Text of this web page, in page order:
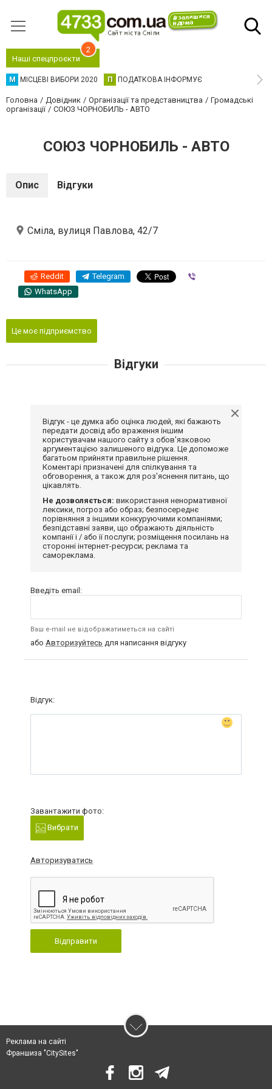
Наші спецпроєкти
2
М МІСЦЕВІ ВИБОРИ 2020 П ПОДАТКОВА ІНФОРМУЄ
Головна Довідник Організації та представництва
Громадські
організації
СОЮЗ ЧОРНОБИЛЬ - АВТО
СОЮЗ ЧОРНОБИЛЬ - АВТО
Опис Відгуки
Сміла, вулиця Павлова, 42/7
Reddit Telegram
WhatsApp
Це моє підприємство
Відгуки
Відгук - це думка або оцінка людей, які бажають
передати досвід або враження іншим
користувачам нашого сайту з обов'язковою
аргументацією залишеного відгука. Це допоможе
багатьом прийняти правильне рішення.
Коментарі призначені для спілкування та
обговорення, а також для роз'яснення питань, що
цікавлять.
Не дозволяється: використання ненормативної
лексики, погроз або образ; безпосереднє
порівняння з іншими конкуруючими компаніями;
безпідставні заяви, що ображають діяльність
компанії і / або її послуги; розміщення посилань на
сторонні інтернет-ресурси; реклама та
самореклама.
Введіть email:
Ваш e-mail не відображатиметься на сайті
або Авторизуйтесь для написання відгуку
Відгук:
Завантажити фото:
Вибрати
Авторизуватись
Відправити
Реклама на сайті
Франшиза "CitySites"